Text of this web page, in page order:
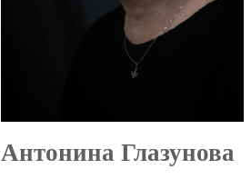
Антонина Глазунова